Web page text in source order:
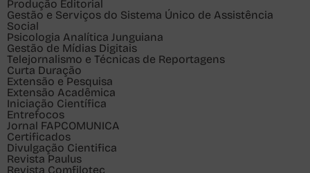
Produção Editorial
Gestão e Serviços do Sistema Único de Assistência
Social
Psicologia Analítica Junguiana
Gestão de Mídias Digitais
Telejornalismo e Técnicas de Reportagens
Curta Duração
Extensão e Pesquisa
Extensão Acadêmica
Iniciação Científica
Entrefocos
Jornal FAPCOMUNICA
Certificados
Divulgação Cientifica
Revista Paulus
Revista Comfilotec